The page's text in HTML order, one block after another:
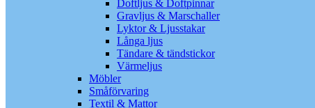
Doftljus & Doftpinnar
Gravljus & Marschaller
Lyktor & Ljusstakar
Långa ljus
Tändare & tändstickor
Värmeljus
Möbler
Småförvaring
Textil & Mattor